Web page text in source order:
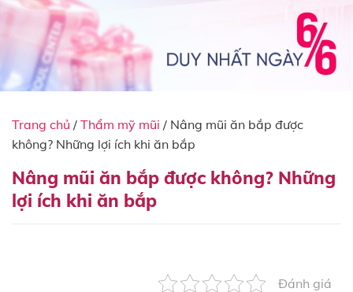
Trang chủ / Thẩm mỹ mũi / Nâng mũi ăn bắp được
không? Những lợi ích khi ăn bắp
Nâng mũi ăn bắp được không? Những
lợi ích khi ăn bắp
Đánh giá